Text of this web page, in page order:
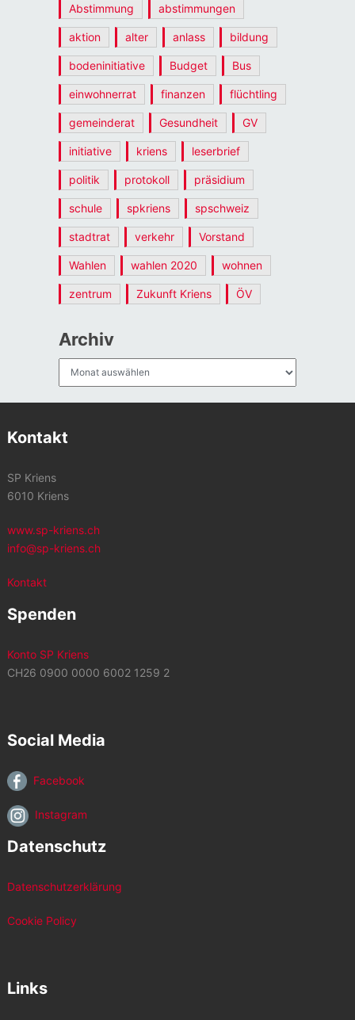
Abstimmung abstimmungen
aktion alter anlass bildung
bodeninitiative Budget Bus
einwohnerrat finanzen flüchtling
gemeinderat Gesundheit GV
initiative kriens leserbrief
politik protokoll präsidium
schule spkriens spschweiz
stadtrat verkehr Vorstand
Wahlen wahlen 2020 wohnen
zentrum Zukunft Kriens ÖV
Archiv
Kontakt
SP Kriens
6010 Kriens
www.sp-kriens.ch
info@sp-kriens.ch
Kontakt
Spenden
Konto SP Kriens
CH26 0900 0000 6002 1259 2
Social Media
Facebook
Instagram
Datenschutz
Datenschutzerklärung
Cookie Policy
Links